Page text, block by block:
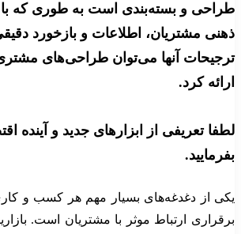
طراحی و بسته‌بندی است به طوری که
ذهنی مشتریان، اطلاعات و بازخورد
ترجیحات آنها می‌توان طراحی‌های
ارائه کرد.
لطفا تعریفی از ابزارهای جدید و آینده
بفرمایید.
یکی از دغدغه‌های بسیار مهم هر کسب و
برقراری ارتباط موثر با مشتریان است.